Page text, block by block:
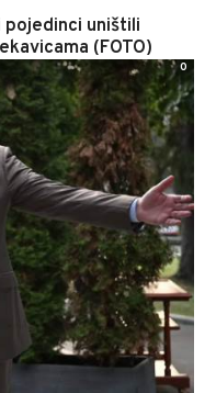
pojedinci uništili
(FOTO)
0